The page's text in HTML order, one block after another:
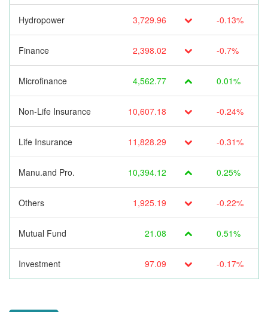
Hydropower 3,729.96 -0.13%
Finance 2,398.02 -0.7%
Microfinance 4,562.77 0.01%
Non-Life Insurance 10,607.18 -0.24%
Life Insurance 11,828.29 -0.31%
Manu.and Pro. 10,394.12 0.25%
Others 1,925.19 -0.22%
Mutual Fund 21.08 0.51%
Investment 97.09 -0.17%